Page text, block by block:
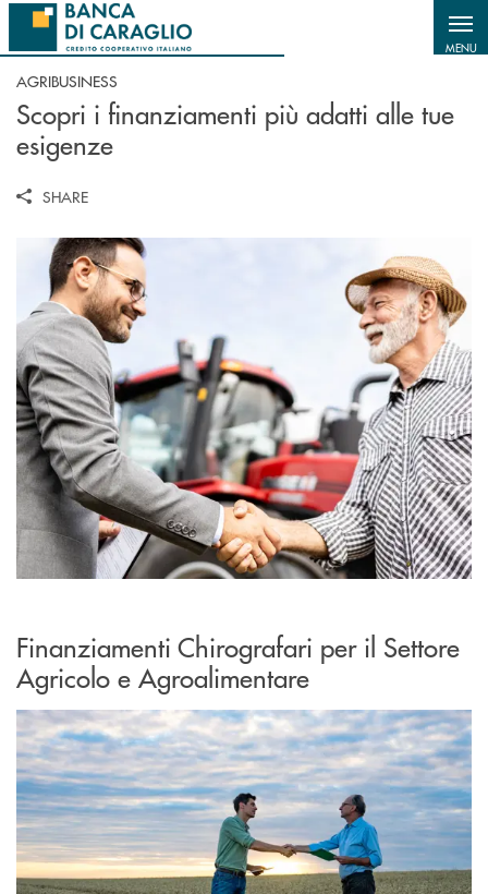
Salta al contenuto principale
MENU
AGRIBUSINESS
Scopri i finanziamenti più adatti alle tue
esigenze
SHARE
Finanziamenti Chirografari per il Settore
Agricolo e Agroalimentare